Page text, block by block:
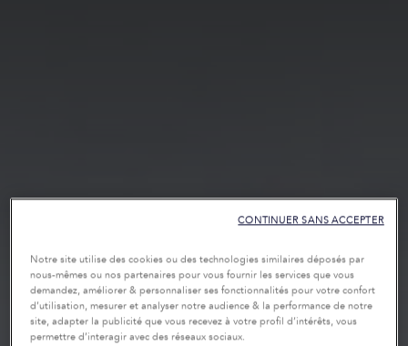
Notre site utilise des cookies ou des technologies similaires déposés par
nous-mêmes ou nos partenaires pour vous fournir les services que vous
demandez, améliorer & personnaliser ses fonctionnalités pour votre confort
d’utilisation, mesurer et analyser notre audience & la performance de notre
site, adapter la publicité que vous recevez à votre profil d’intérêts, vous
permettre d’interagir avec des réseaux sociaux.
CONTINUER SANS ACCEPTER